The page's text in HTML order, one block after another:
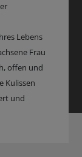
Lebens
Frau
offen und
Kulissen
und